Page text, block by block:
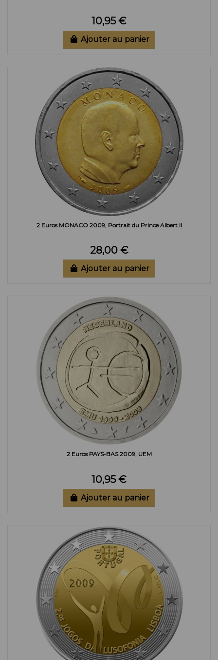
10,95 €
Ajouter au panier
2 Euros MONACO 2009, Portrait du Prince Albert II
28,00 €
Ajouter au panier
2 Euros PAYS-BAS 2009, UEM
10,95 €
Ajouter au panier